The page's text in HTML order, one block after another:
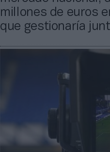
millones de euros
que gestionaría